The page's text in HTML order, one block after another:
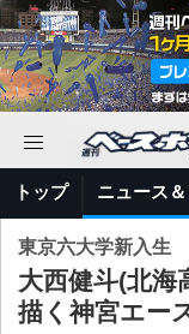
トップ ニュース
東京六大学新入生
大西健斗(北海
描く神宮エー